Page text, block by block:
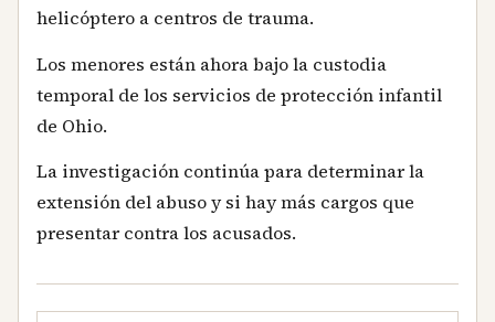
helicóptero a centros de trauma.
Los menores están ahora bajo la custodia
temporal de los servicios de protección infantil
de Ohio.
La investigación continúa para determinar la
extensión del abuso y si hay más cargos que
presentar contra los acusados.